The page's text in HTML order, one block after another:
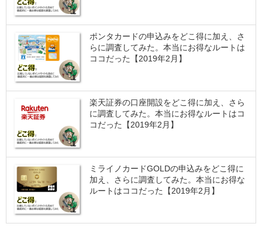
ポンタカードの申込みをどこ得に加え、さ
らに調査してみた。本当にお得なルートは
ココだった【2019年2月】
楽天証券の口座開設をどこ得に加え、さら
に調査してみた。本当にお得なルートはコ
コだった【2019年2月】
ミライノカードGOLDの申込みをどこ得に
加え、さらに調査してみた。本当にお得な
ルートはココだった【2019年2月】